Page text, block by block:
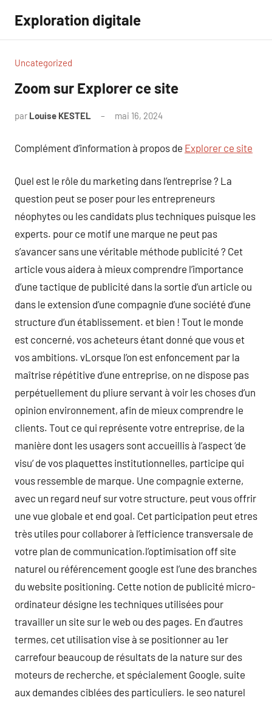
contenu
Exploration digitale
Uncategorized
Zoom sur Explorer ce site
par Louise KESTEL mai 16, 2024
Complément d’information à propos de Explorer ce site
Quel est le rôle du marketing dans l’entreprise ? La
question peut se poser pour les entrepreneurs
néophytes ou les candidats plus techniques puisque les
experts. pour ce motif une marque ne peut pas
s’avancer sans une véritable méthode publicité ? Cet
article vous aidera à mieux comprendre l’importance
d’une tactique de publicité dans la sortie d’un article ou
dans le extension d’une compagnie d’une société d’une
structure d’un établissement. et bien ! Tout le monde
est concerné, vos acheteurs étant donné que vous et
vos ambitions. vLorsque l’on est enfoncement par la
maîtrise répétitive d’une entreprise, on ne dispose pas
perpétuellement du pliure servant à voir les choses d’un
opinion environnement, afin de mieux comprendre le
clients. Tout ce qui représente votre entreprise, de la
manière dont les usagers sont accueillis à l’aspect ‘de
visu’ de vos plaquettes institutionnelles, participe qui
vous ressemble de marque. Une compagnie externe,
avec un regard neuf sur votre structure, peut vous offrir
une vue globale et end goal. Cet participation peut etres
très utiles pour collaborer à l’efficience transversale de
votre plan de communication.l’optimisation off site
naturel ou référencement google est l’une des branches
du website positioning. Cette notion de publicité micro-
ordinateur désigne les techniques utilisées pour
travailler un site sur le web ou des pages. En d’autres
termes, cet utilisation vise à se positionner au 1er
carrefour beaucoup de résultats de la nature sur des
moteurs de recherche, et spécialement Google, suite
aux demandes ciblées des particuliers. le seo naturel